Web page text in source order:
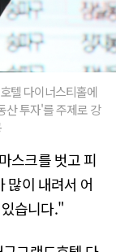
텔 다이너스티홀에
산 투자'를 주제로 강
스크를 벗고 피
많이 내려서 어
습니다."